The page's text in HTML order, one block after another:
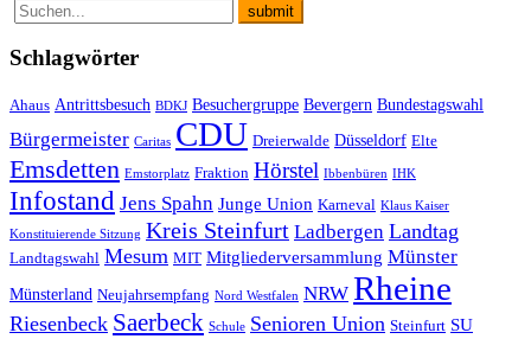
Schlagwörter
Ahaus Antrittsbesuch BDKJ Besuchergruppe Bevergern Bundestagswahl
Bürgermeister Caritas CDU Dreierwalde Düsseldorf Elte
Emsdetten Emstorplatz Fraktion Hörstel Ibbenbüren IHK
Infostand Jens Spahn Junge Union Karneval Klaus Kaiser
Konstituierende Sitzung Kreis Steinfurt Ladbergen Landtag
Landtagswahl Mesum MIT Mitgliederversammlung Münster
Münsterland Neujahrsempfang Nord Westfalen NRW Rheine
Riesenbeck Saerbeck Schule Senioren Union Steinfurt SU